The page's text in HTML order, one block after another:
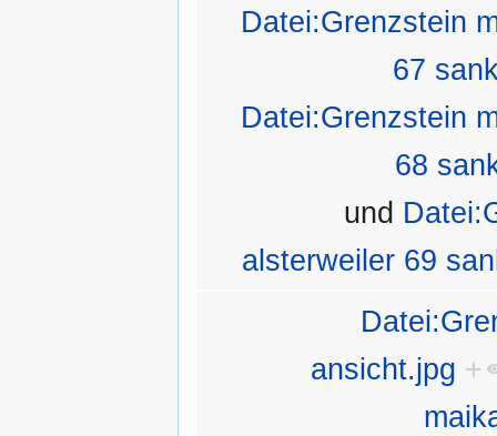
Datei:Grenzstein
67
Datei:Grenzstein
68
und
alsterweiler 69
ansicht.jpg +